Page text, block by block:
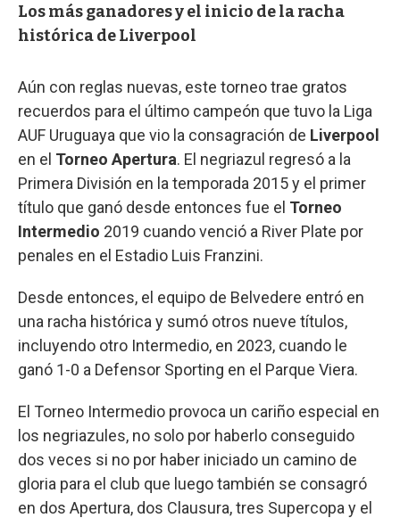
Los más ganadores y el inicio de la racha
histórica de Liverpool
Aún con reglas nuevas, este torneo trae gratos
recuerdos para el último campeón que tuvo la Liga
AUF Uruguaya que vio la consagración de Liverpool
en el Torneo Apertura. El negriazul regresó a la
Primera División en la temporada 2015 y el primer
título que ganó desde entonces fue el Torneo
Intermedio 2019 cuando venció a River Plate por
penales en el Estadio Luis Franzini.
Desde entonces, el equipo de Belvedere entró en
una racha histórica y sumó otros nueve títulos,
incluyendo otro Intermedio, en 2023, cuando le
ganó 1-0 a Defensor Sporting en el Parque Viera.
El Torneo Intermedio provoca un cariño especial en
los negriazules, no solo por haberlo conseguido
dos veces si no por haber iniciado un camino de
gloria para el club que luego también se consagró
en dos Apertura, dos Clausura, tres Supercopa y el